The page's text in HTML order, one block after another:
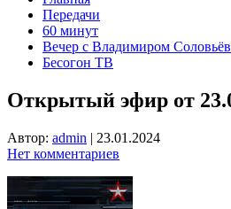
Передачи
60 минут
Вечер с Владимиром
Бесогон ТВ
Открытый эфир от
Автор: admin | 23.01.2024
Нет комментариев